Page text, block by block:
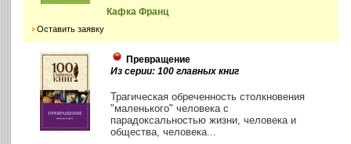
Кафка Франц
Оставить заявку
Превращение
Из серии: 100 главных книг
Трагическая обреченность столкновения
"маленького" человека с
парадоксальностью жизни, человека и
общества, человека...